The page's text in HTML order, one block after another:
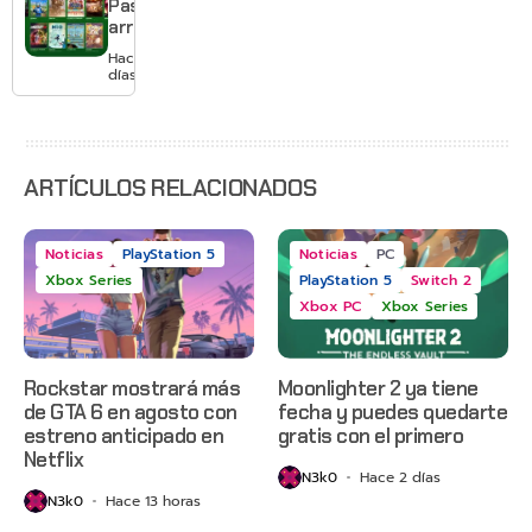
pagar
suscripción
Pass
arranca
agosto
con
Gears of
2 y más
Hace 3
días
ARTÍCULOS RELACIONADOS
Noticias
PlayStation 5
Xbox Series
Rockstar mostrará más
de GTA 6 en agosto con
estreno anticipado en
Netflix
N3k0 Hace 13 horas
Noticias
PC
PlayStation 5
Switch 2
Xbox PC
Xbox Series
Moonlighter 2 ya tiene
fecha y puedes quedarte
gratis con el primero
N3k0 Hace 2 días